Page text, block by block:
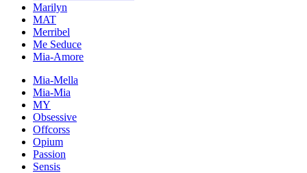
Marilyn
MAT
Merribel
Me Seduce
Mia-Amore
Mia-Mella
Mia-Mia
MY
Obsessive
Offcorss
Opium
Passion
Sensis